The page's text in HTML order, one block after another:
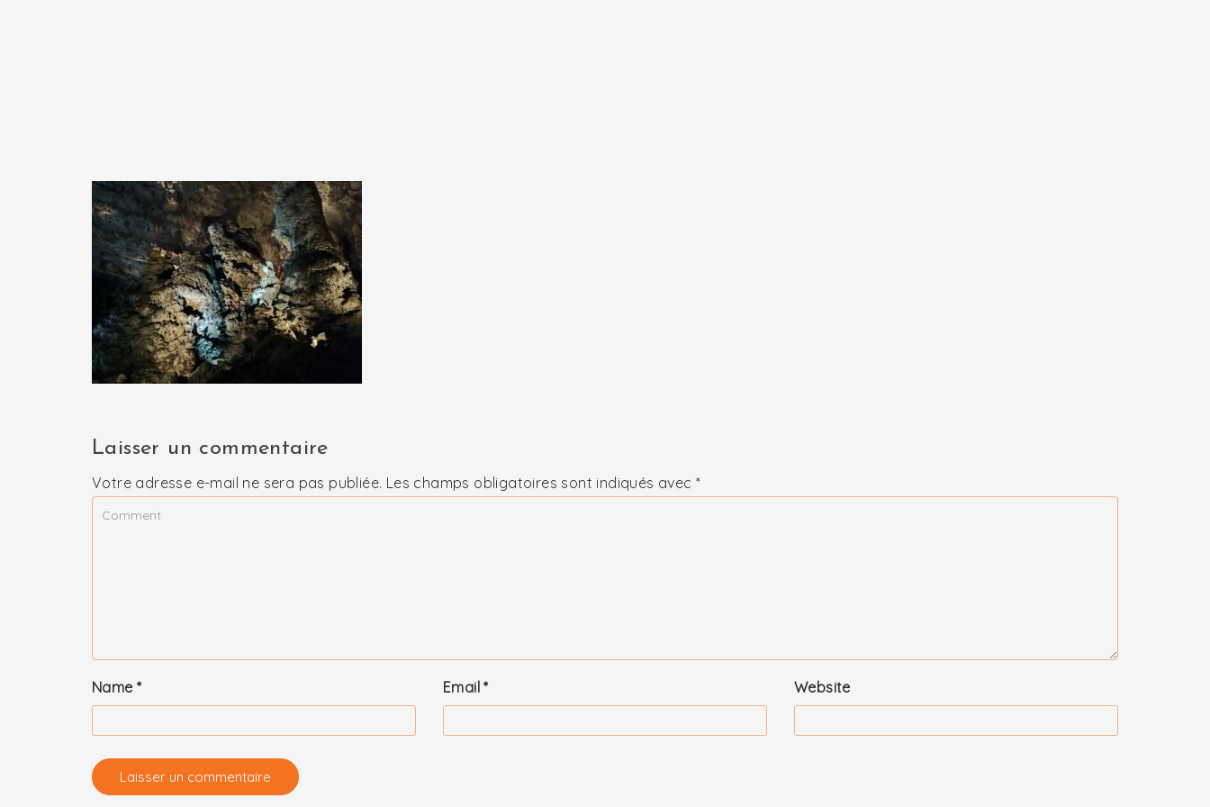
Laisser un commentaire
Votre adresse e-mail ne sera pas publiée. Les champs obligatoires sont indiqués avec*
Name * Email* Website